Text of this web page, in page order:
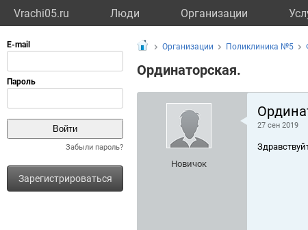
Vrachi05.ru Люди Организации
Забыли пароль?
Зарегистрироваться
Организации Поликлиника №5
Ординаторская.
Новичок
27 сен 2019